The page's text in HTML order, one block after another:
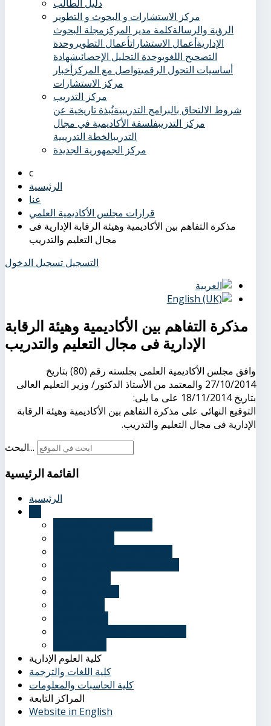
دليل الطالب
مركز الاستشارات و البحوث و التطوير
الرؤية والرسالةكلمة مدير المركز مجلة البحوث
الإداريةأعمال الاستشاراتأعمال التطوير وحدة
التصحيح اللغويوحدة التحليل الإحصائيشهادة
أساسيات التحول الرقميتواصل مع المركزأخبار
مركز الاستشارات
مركز التدريب
شروط الالتحاق بالبرامج التدريبيةنُبذة تاريخية عن
مركز التدريبفلسفة الأكاديمية في مجال
التدريبالخطة التدريبية
مركز الجمهورية الجديدة
الرئيسية
عنا
قرارات مجلس الأكاديمية العلمي
مذكرة التفاهم بين الأكاديمية وهيئة الرقابة الإدارية فى
مجال التعليم والتدريب
التسجيل تسجيل الدخول
مذكرة التفاهم بين الأكاديمية وهيئة الرقابة
الإدارية فى مجال التعليم والتدريب
وافق مجلس الأكاديمية العلمى بجلسته رقم (80) بتاريخ
27/10/2014 والمعتمد من الأستاذ الدكتور/ وزير التعليم العالى
بتاريخ 18/11/2014 على ما يلى:
التوقيع النهائى على مذكرة التفاهم بين الأكاديمية وهيئة الرقابة
الإدارية فى مجال التعليم والتدريب.
البحث...
القائمة الرئيسية
الرئيسية
كلية العلوم الإدارية
كلية اللغات والترجمة
كلية الحاسبات والمعلومات
المراكز التابعة
Website in English